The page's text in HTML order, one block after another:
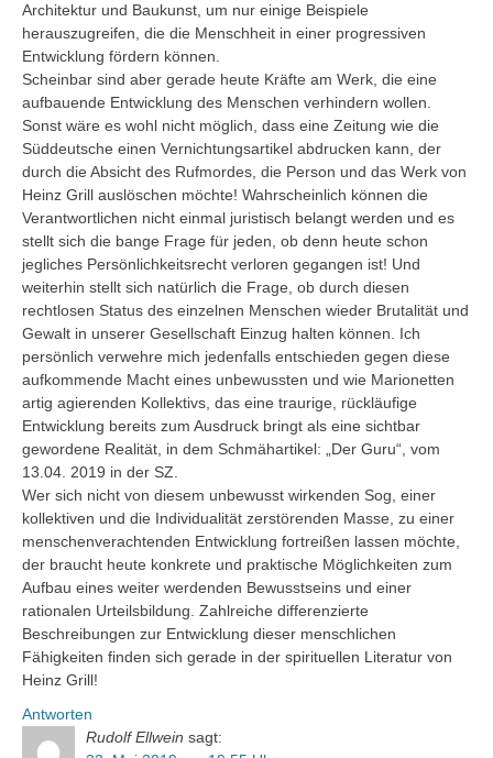
Architektur und Baukunst, um nur einige Beispiele
herauszugreifen, die die Menschheit in einer progressiven
Entwicklung fördern können.
Scheinbar sind aber gerade heute Kräfte am Werk, die eine
aufbauende Entwicklung des Menschen verhindern wollen.
Sonst wäre es wohl nicht möglich, dass eine Zeitung wie die
Süddeutsche einen Vernichtungsartikel abdrucken kann, der
durch die Absicht des Rufmordes, die Person und das Werk von
Heinz Grill auslöschen möchte! Wahrscheinlich können die
Verantwortlichen nicht einmal juristisch belangt werden und es
stellt sich die bange Frage für jeden, ob denn heute schon
jegliches Persönlichkeitsrecht verloren gegangen ist! Und
weiterhin stellt sich natürlich die Frage, ob durch diesen
rechtlosen Status des einzelnen Menschen wieder Brutalität und
Gewalt in unserer Gesellschaft Einzug halten können. Ich
persönlich verwehre mich jedenfalls entschieden gegen diese
aufkommende Macht eines unbewussten und wie Marionetten
artig agierenden Kollektivs, das eine traurige, rückläufige
Entwicklung bereits zum Ausdruck bringt als eine sichtbar
gewordene Realität, in dem Schmähartikel: „Der Guru“, vom
13.04. 2019 in der SZ.
Wer sich nicht von diesem unbewusst wirkenden Sog, einer
kollektiven und die Individualität zerstörenden Masse, zu einer
menschenverachtenden Entwicklung fortreißen lassen möchte,
der braucht heute konkrete und praktische Möglichkeiten zum
Aufbau eines weiter werdenden Bewusstseins und einer
rationalen Urteilsbildung. Zahlreiche differenzierte
Beschreibungen zur Entwicklung dieser menschlichen
Fähigkeiten finden sich gerade in der spirituellen Literatur von
Heinz Grill!
Antworten
Rudolf Ellwein sagt: